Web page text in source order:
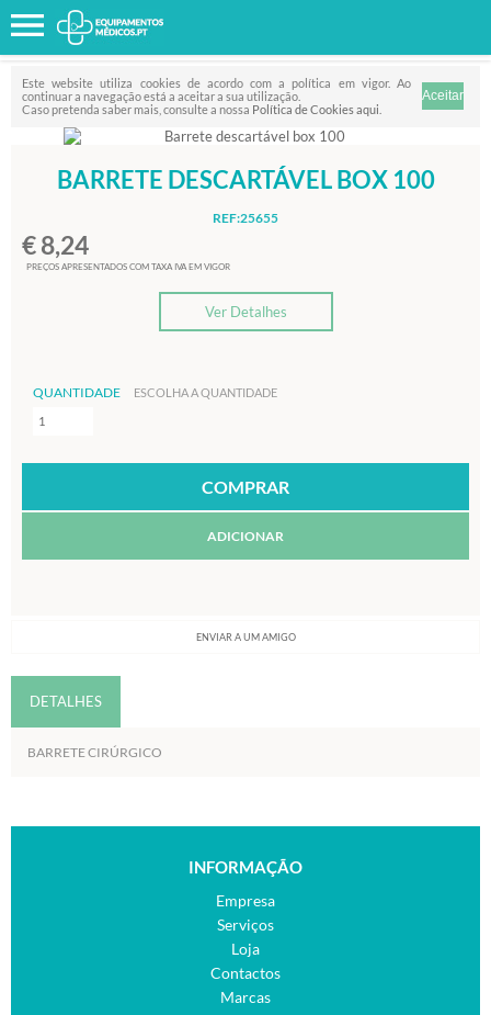
Este website utiliza cookies de acordo com a política em vigor. Ao
continuar a navegação está a aceitar a sua utilização.
Caso pretenda saber mais, consulte a nossa Política de Cookies aqui
BARRETE DESCARTÁVEL BOX 100
REF:25655
€ 8,24
PREÇOS APRESENTADOS COM TAXA IVA EM VIGOR
Ver Detalhes
QUANTIDADE ESCOLHA A QUANTIDADE
ADICIONAR
ENVIAR A UM AMIGO
DETALHES
BARRETE CIRÚRGICO
INFORMAÇÃO
Empresa
Serviços
Loja
Contactos
Marcas